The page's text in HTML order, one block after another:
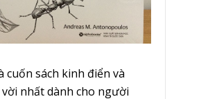
cuốn sách kinh điển và
nhất dành cho người